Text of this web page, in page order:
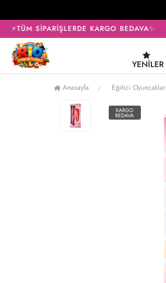
⚡TÜM SİPARİŞLERDE KARGO BEDAVA✨
YENILER
Anasayfa Eğitici Oyuncaklar
KARGO
BEDAVA